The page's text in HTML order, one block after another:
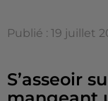
Publié : 19 juillet
S’asseoir